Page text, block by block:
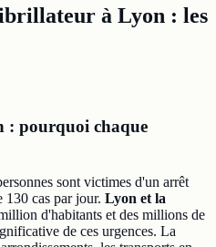
à Lyon : les
: pourquoi chaque
sont victimes d'un arrêt
130 cas par jour. Lyon et la
d'habitants et des millions de
de ces urgences. La